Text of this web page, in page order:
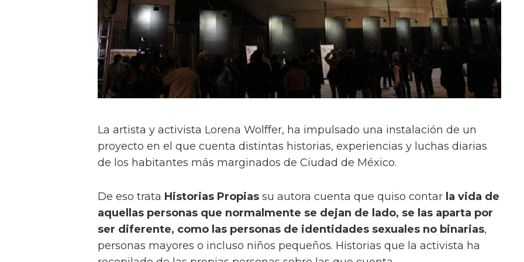
La artista y activista Lorena Wolffer, ha impulsado una instalación de un
proyecto en el que cuenta distintas historias, experiencias y luchas diarias
de los habitantes más marginados de Ciudad de México.
De eso trata Historias Propias su autora cuenta que quiso contar la vida de
aquellas personas que normalmente se dejan de lado, se las aparta por
ser diferente, como las personas de identidades sexuales no binarias,
personas mayores o incluso niños pequeños. Historias que la activista ha